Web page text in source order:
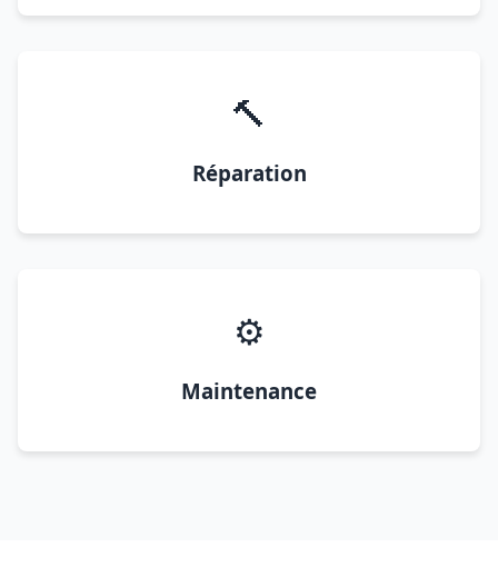
🔨
Réparation
⚙️
Maintenance